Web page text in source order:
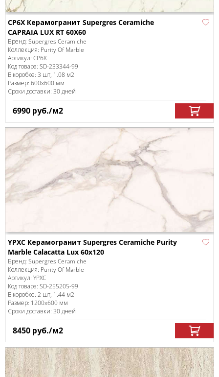
CP6X Керамогранит Supergres Ceramiche
CAPRAIA LUX RT 60X60
Бренд: Supergres Ceramiche
Коллекция: Purity Of Marble
Артикул: CP6X
Код товара: SD-233344-99
В коробке: 3 шт, 1.08 м2
Размер: 600x600 мм
Сроки доставки: 30 дней
6990 руб./м2
YPXC Керамогранит Supergres Ceramiche Purity
Marble Calacatta Lux 60x120
Бренд: Supergres Ceramiche
Коллекция: Purity Of Marble
Артикул: YPXC
Код товара: SD-255205-99
В коробке: 2 шт, 1.44 м2
Размер: 1200x600 мм
Сроки доставки: 30 дней
8450 руб./м2